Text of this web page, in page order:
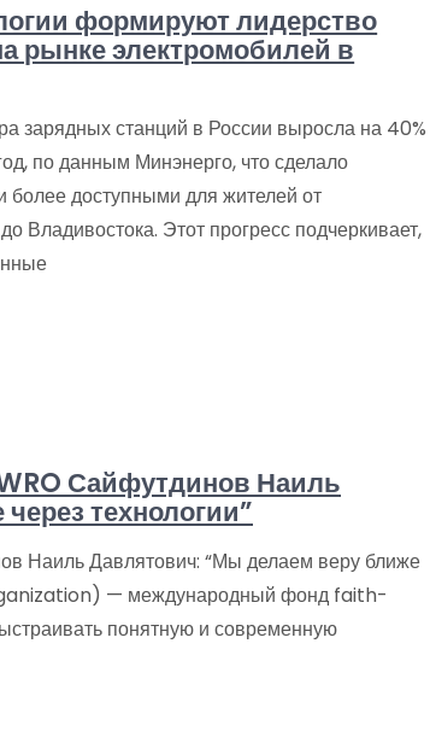
формируют лидерство
рынке электромобилей в
зарядных станций в России выросла на 40%
по данным Минэнерго, что сделало
более доступными для жителей от
Владивостока. Этот прогресс подчеркивает,
Сайфутдинов Наиль
технологии”
Наиль Давлятович: “Мы делаем веру ближе
— международный фонд faith-
понятную и современную